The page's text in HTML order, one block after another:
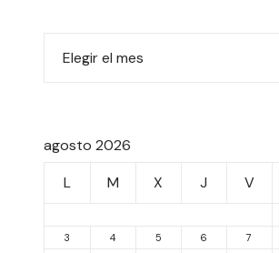
agosto 2026
L
M X J V
3
4 5 6 7